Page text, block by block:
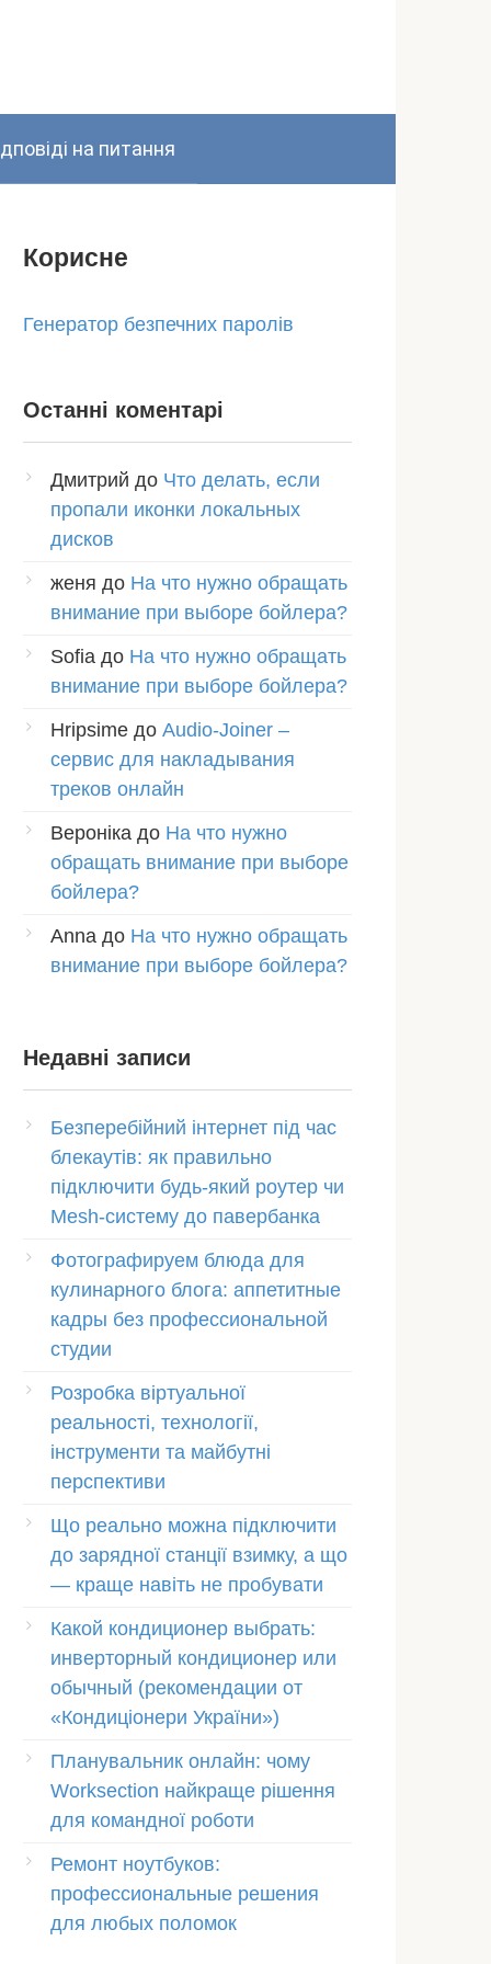
на питання
Корисне
Генератор безпечних паролів
Останні коментарі
Дмитрий до Что делать, если
пропали иконки локальных
дисков
женя до На что нужно обращать
внимание при выборе бойлера?
Sofia до На что нужно обращать
внимание при выборе бойлера?
Hripsime до Audio-Joiner –
сервис для накладывания
треков онлайн
Вероніка до На что нужно
обращать внимание при выборе
бойлера?
Anna до На что нужно обращать
внимание при выборе бойлера?
Недавні записи
Безперебійний інтернет під час
блекаутів: як правильно
підключити будь-який роутер чи
Mesh-систему до павербанка
Фотографируем блюда для
кулинарного блога: аппетитные
кадры без профессиональной
студии
Розробка віртуальної
реальності, технології,
інструменти та майбутні
перспективи
Що реально можна підключити
до зарядної станції взимку, а що
— краще навіть не пробувати
Какой кондиционер выбрать:
инверторный кондиционер или
обычный (рекомендации от
«Кондиціонери України»)
Планувальник онлайн: чому
Worksection найкраще рішення
для командної роботи
Ремонт ноутбуков:
профессиональные решения
для любых поломок